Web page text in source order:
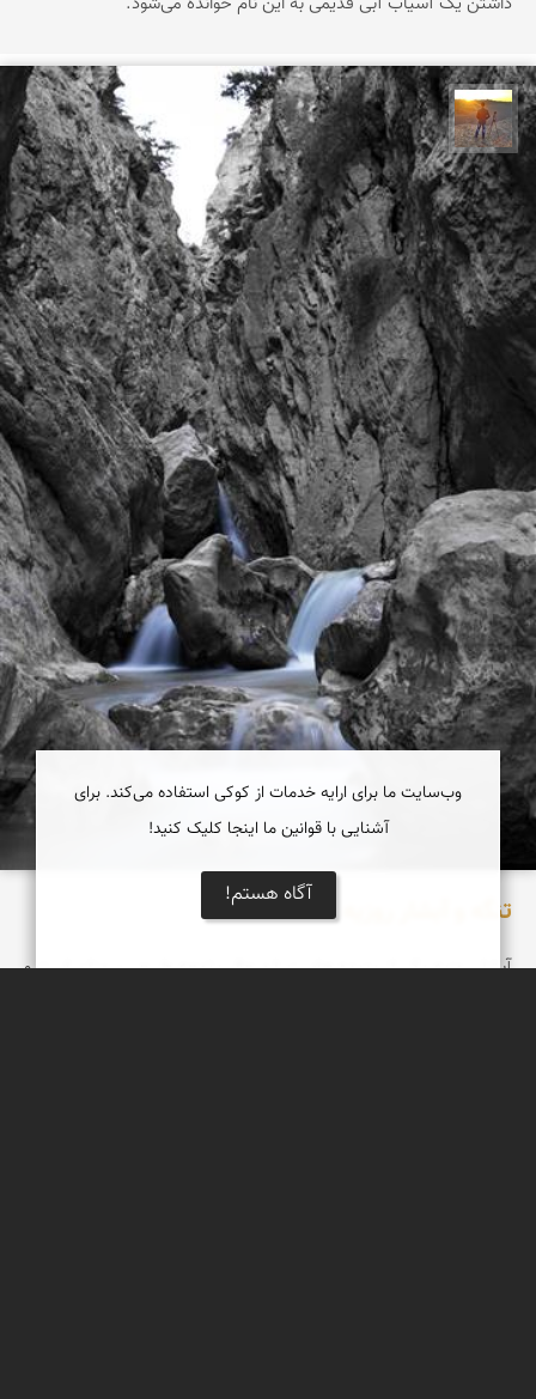
مهدی مخلصیان
تنگه و آبشار روزیه
آبشار روزيه يکی از پديده های زيبا و جالب توجه طبيعی سمنان است و
وب‌سایت ما برای ارایه خدمات از کوکی استفاده می‌کند. برای
آشنایی با قوانین ما اینجا کلیک کنید!
آگاه هستم!